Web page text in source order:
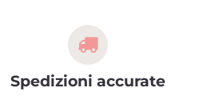
Spedizioni accurate